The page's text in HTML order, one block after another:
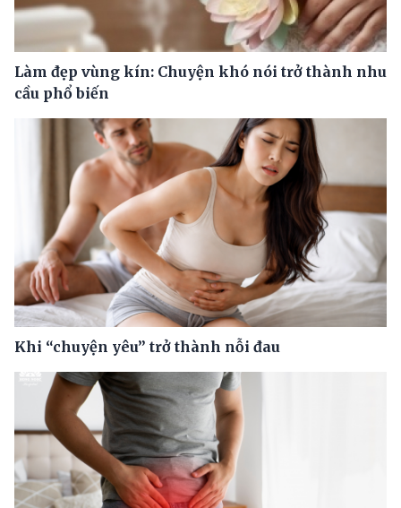
Làm đẹp vùng kín: Chuyện khó nói trở thành nhu
cầu phổ biến
Khi “chuyện yêu” trở thành nỗi đau